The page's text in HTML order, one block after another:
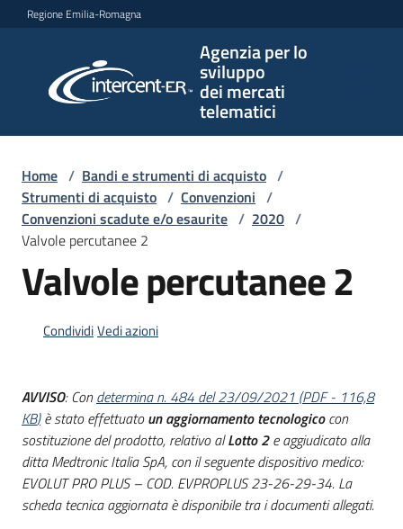
Vai al contenuto
Vai alla navigazione
Vai al footer
Regione Emilia-Romagna
Agenzia per lo
sviluppo
dei mercati
telematici
per lo
sviluppo
telematici
L'Agenzia
Bandi
di
acquisto
Supporto
Home / Bandi e strumenti di acquisto /
Strumenti di acquisto / Convenzioni /
Convenzioni scadute e/o esaurite / 2020 /
Valvole percutanee 2
Valvole percutanee 2
CondividiVedi azioni
AVVISO: Con determina n. 484 del 23/09/2021 (PDF- 116,8
KB)è stato effettuatoun aggiornamento tecnologicocon
sostituzione del prodotto, relativo alLotto 2e aggiudicato alla
ditta Medtronic Italia SpA, con il seguente dispositivo medico:
EVOLUT PRO PLUS – COD. EVPROPLUS 23-26-29-34. La
scheda tecnica aggiornata è disponibile tra i documenti allegati.